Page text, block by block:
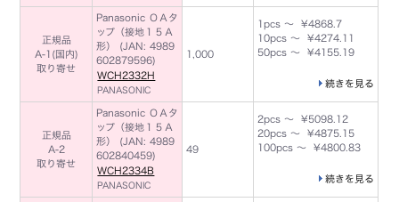
正規品
A-1(国内)
取り寄せ
Panasonic ＯＡタ
ップ（接地１５Ａ
形） (JAN: 4989
602879596)
WCH2332H
PANASONIC
1,000
1pcs ～ ¥4868.7
10pcs ～ ¥4274.11
50pcs ～ ¥4155.19
続きを見る
正規品
A-2
取り寄せ
Panasonic ＯＡタ
ップ（接地１５Ａ
形） (JAN: 4989
602840459)
WCH2334B
PANASONIC
49
2pcs ～ ¥5098.12
20pcs ～ ¥4875.15
100pcs ～ ¥4800.83
続きを見る